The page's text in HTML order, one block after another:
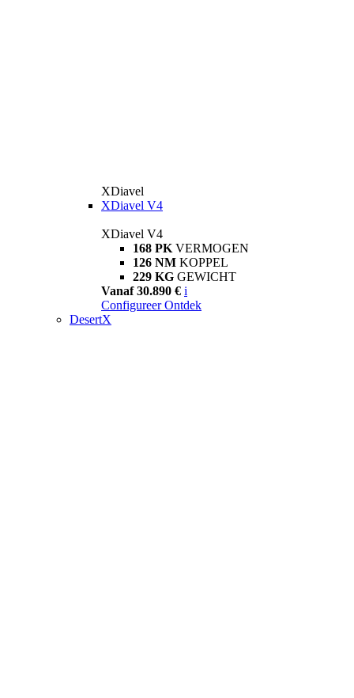
XDiavel
XDiavel V4
XDiavel V4
168 PK VERMOGEN
126 NM KOPPEL
229 KG GEWICHT
Vanaf 30.890 € i
Configureer Ontdek
DesertX